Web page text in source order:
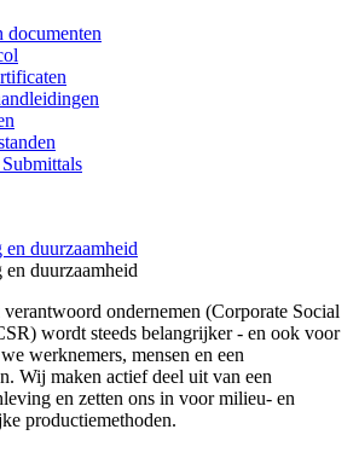
documenten
duurzaamheid
duurzaamheid
ondernemen (Corporate Social
wordt steeds belangrijker - en ook voor
werknemers, mensen en een
Wij maken actief deel uit van een
en zetten ons in voor milieu- en
productiemethoden.